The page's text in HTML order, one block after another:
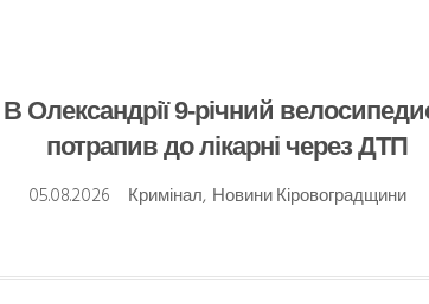
В Олександрії 9-річний
потрапив до лікарні через ДТП
05.08.2026
Кримінал, Новини Кіровоградщини